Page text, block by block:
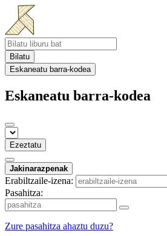
Bilatu
Eskaneatu barra-kodea
Eskaneatu barra-kodea
Ezeztatu
Jakinarazpenak
Erabiltzaile-izena:
Pasahitza:
Zure pasahitza ahaztu duzu?